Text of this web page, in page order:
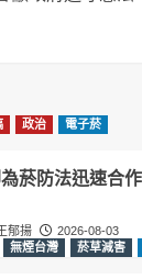
政治 電子菸
菸防法迅速合
郁揚
2026-08-03
無煙台灣 菸草減害